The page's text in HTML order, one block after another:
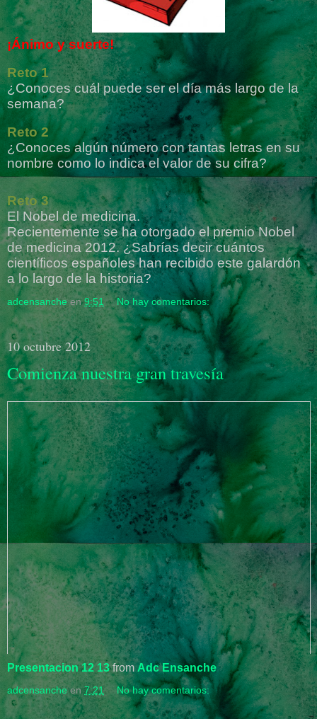
¡Ánimo y suerte!
Reto 1
¿Conoces cuál puede ser el día más largo de la
semana?
Reto 2
¿Conoces algún número con tantas letras en su
nombre como lo indica el valor de su cifra?
Reto 3
El Nobel de medicina.
Recientemente se ha otorgado el premio Nobel
de medicina 2012. ¿Sabrías decir cuántos
científicos españoles han recibido este galardón
a lo largo de la historia?
adcensanche en9:51 No hay comentarios:
10 octubre 2012
Comienza nuestra gran travesía
Presentacion 12 13 fromAdc Ensanche
adcensanche en7:21 No hay comentarios: